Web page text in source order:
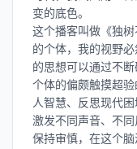
变的底色。
这个播客叫做《独
的个体，我的视野
的思想可以通过不
个体的偏颇触摸超
人智慧、反思现代
激发不同声音、不
保持审慎，在这个